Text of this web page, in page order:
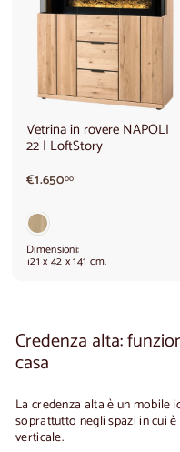
Vetrina in rovere NAPOLI
22 | LoftStory
€1.65000€
5
0
Dimensioni:
121 x 42 x 141 cm.
Credenza alta:
casa
La credenza altaè un mobile
soprattutto negli spazi in cui
verticale.